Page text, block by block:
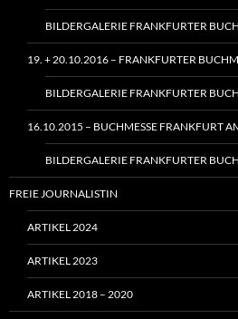
BILDERGALERIE FRANKFURTER
19. + 20.10.2016 – FRANKFURTER
BILDERGALERIE FRANKFURTER
16.10.2015 – BUCHMESSE FRANKFURT
BILDERGALERIE FRANKFURTER
FREIE JOURNALISTIN
ARTIKEL 2024
ARTIKEL 2023
ARTIKEL 2018 – 2020